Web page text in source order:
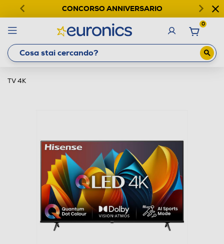
CONCORSO ANNIVERSARIO
0
TV 4K